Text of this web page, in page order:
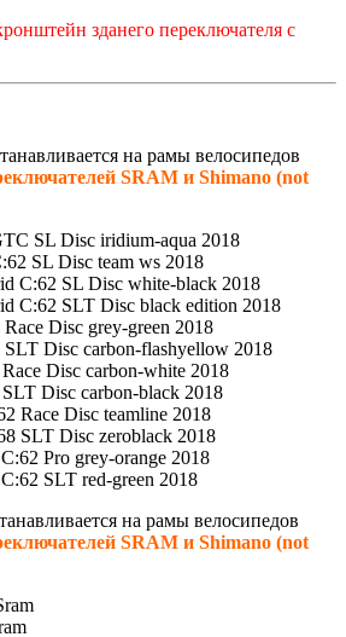
зданего переключателя с
на рамы велосипедов
SRAM и Shimano (not
SL Disc iridium-aqua 2018
SL Disc team ws 2018
C:62 SL Disc white-black 2018
C:62 SLT Disc black edition 2018
Disc grey-green 2018
Disc carbon-flashyellow 2018
Disc carbon-white 2018
Disc carbon-black 2018
Race Disc teamline 2018
SLT Disc zeroblack 2018
Pro grey-orange 2018
SLT red-green 2018
на рамы велосипедов
SRAM и Shimano (not